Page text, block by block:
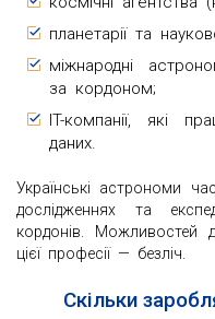
планетарії та
міжнародні
за кордоном;
IT-компанії, які
даних.
Українські астрономи
дослідженнях та
кордонів. Можливостей
цієї професії — безліч.
Скільки